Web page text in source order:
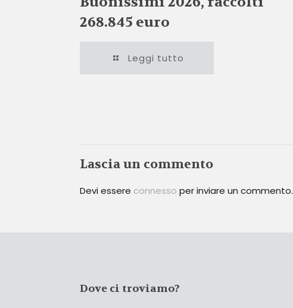
268.845 euro
Leggi tutto
Lascia un commento
Devi essere connesso per inviare un commento.
Dove ci troviamo?